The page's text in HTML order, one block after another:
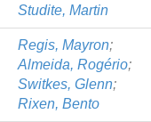
Studite, Martin
Regis, Mayron;
Almeida, Rogério;
Switkes, Glenn;
Rixen, Bento